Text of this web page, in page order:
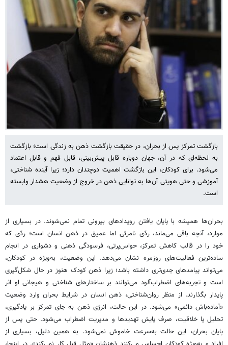
بازگشت تمرکز پس از بحران، در حقیقت بازگشت ذهن به زندگی است؛ بازگشت
به لحظه‌ای که در آن، جهان دوباره قابل پیش‌بینی، قابل فهم و قابل اعتماد
می‌شود. برای کودکان، این بازگشت اهمیت دوچندان دارد؛ زیرا آینده شناختی،
آموزشی و حتی هویتی آن‌ها به توانایی ذهن در خروج از وضعیت هشدار وابسته
است.
بحران‌ها همیشه با پایان یافتن رویدادهای بیرونی تمام نمی‌شوند. در بسیاری از
موارد، آنچه باقی می‌ماند، ردّی نامرئی اما عمیق در ذهن انسان است؛ ردّی که
خود را در قالب کاهش تمرکز، حواس‌پرتی، فرسودگی ذهنی و دشواری در انجام
ساده‌ترین فعالیت‌های روزمره نشان می‌دهد. این وضعیت، به‌ویژه در کودکان،
می‌تواند پیامدهای جدی‌تری داشته باشد؛ زیرا ذهن کودک هنوز در حال شکل‌گیری
است و تجربه‌های اضطراب‌آلود می‌توانند بر ساختارهای شناختی و هیجانی او اثر
پایدار بگذارند. از منظر روان‌شناختی، ذهن انسان در شرایط بحران وارد وضعیت
«آماده‌باش دائمی» می‌شود. در این حالت، انرژی ذهن به جای تمرکز بر یادگیری،
تحلیل یا خلاقیت، صرف پایش تهدیدها و مدیریت اضطراب می‌شود. حتی پس از
پایان بحران، این حالت به‌سرعت خاموش نمی‌شود. به همین دلیل، بسیاری از